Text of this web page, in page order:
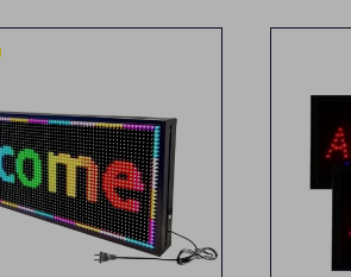
3 METROS X40 CM
MULTICOLOR
220V
CON EL CELULAR